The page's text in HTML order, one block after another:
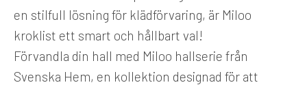
en stilfull lösning för klädförvaring, är Miloo
kroklist ett smart och hållbart val!
Förvandla din hall med Miloo hallserie från
Svenska Hem, en kollektion designad för att